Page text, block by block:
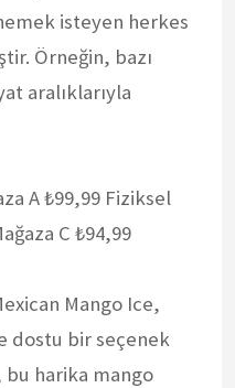
isteyen herkes
Örneğin, bazı
aralıklarıyla
A ₺99,99 Fiziksel
C ₺94,99
Mango Ice,
dostu bir seçenek
bu harika mango